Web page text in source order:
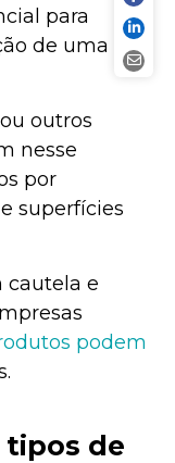
para
de uma vez
ou outros
nesse
por
superfícies
cautela e
podem
tipos de